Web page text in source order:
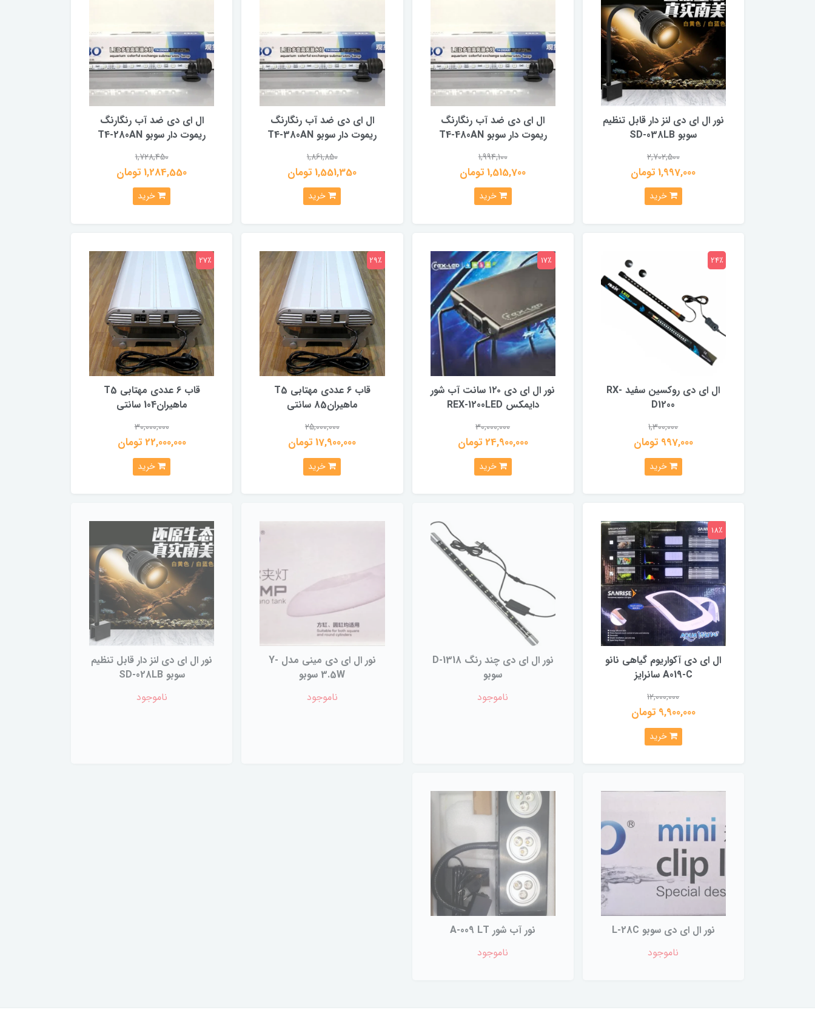
نور ال ای دی لنز دار قابل تنظیم
سوبو SD-038LB
2,702,500
1,997,000 تومان
خرید
ال ای دی ضد آب رنگارنگ
ریموت دار سوبو T4-480AN
1,994,100
1,515,700 تومان
خرید
ال ای دی ضد آب رنگارنگ
ریموت دار سوبو T4-380AN
1,861,850
1,551,350 تومان
خرید
ال ای دی ضد آب رنگارنگ
ریموت دار سوبو T4-280AN
1,728,450
1,284,550 تومان
خرید
ال ای دی روکسین سفید RX-
D1200
1,300,000
997,000 تومان
24٪
خرید
نور ال ای دی ۱۲۰ سانت آب شور
دایمکس REX-1200LED
30,000,000
24,900,000 تومان
17٪
خرید
قاب 6 عددی مهتابی T5
ماهیران85 سانتی
25,000,000
17,900,000 تومان
29٪
خرید
قاب 6 عددی مهتابی T5
ماهیران104 سانتی
30,000,000
22,000,000 تومان
27٪
خرید
ال ای دی آکواریوم گیاهی نانو
A019-C سانرایز
12,000,000
9,900,000 تومان
18٪
خرید
نور ال ای دی چند رنگ D-1318
سوبو
ناموجود
نور ال ای دی مینی مدل Y-
3.5W سوبو
ناموجود
نور ال ای دی لنز دار قابل تنظیم
سوبو SD-028LB
ناموجود
نور ال ای دی سوبو L-28C
ناموجود
نور آب شور A-009 LT
ناموجود